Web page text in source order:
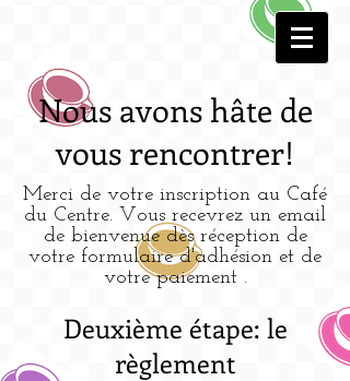
Nous avons hâte de
vous rencontrer!
Merci de votre inscription au Café
du Centre. Vous recevrez un email
de bienvenue dès réception de
votre formulaire d'adhésion et de
votre paiement .
Deuxième étape: le
règlement